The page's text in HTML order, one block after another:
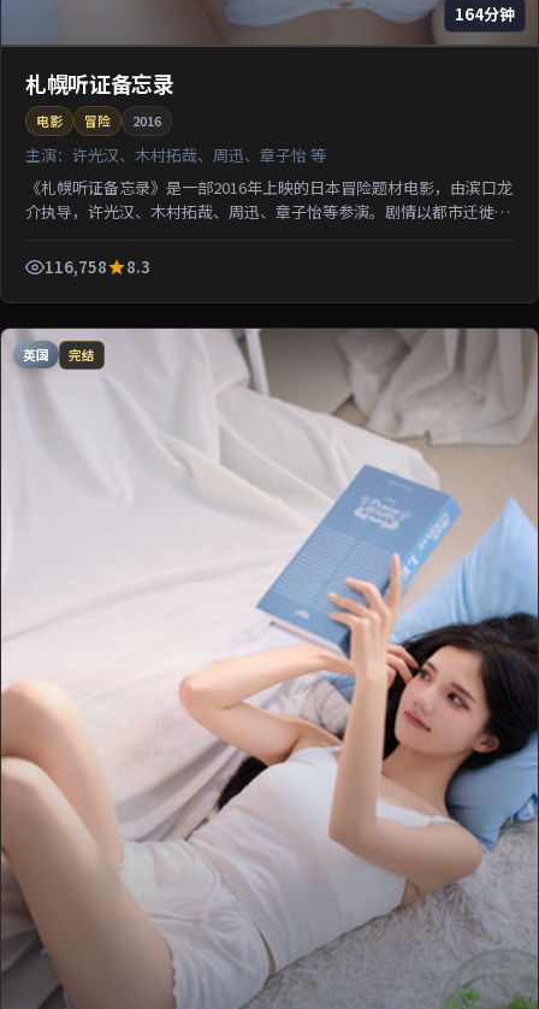
164分钟
札幌听证备忘录
电影 冒险 2016
主演： 许光汉、木村拓哉、周迅、章子怡 等
《札幌听证备忘录》是一部2016年上映的日本冒险题材电影，由滨口龙
介执导，许光汉、木村拓哉、周迅、章子怡等参演。剧情以都市迁徙为
116,758
8.3
英国 完结